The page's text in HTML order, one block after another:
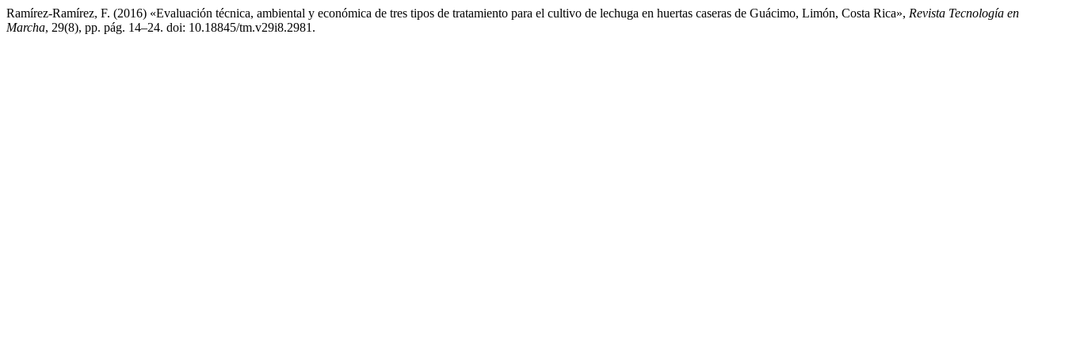
Ramírez-Ramírez, F. (2016) «Evaluación técnica, ambiental y económica de tres tipos de tratamiento para el cultivo de lechuga en huertas caseras de Guácimo, Limón, Costa Rica», Revista Tecnología en
Marcha, 29(8), pp. pág. 14–24. doi: 10.18845/tm.v29i8.2981.